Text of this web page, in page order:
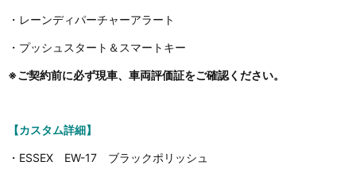
・レーンディパーチャーアラート
・プッシュスタート＆スマートキー
※ご契約前に必ず現車、車両評価証をご確認ください。
【カスタム詳細】
・ESSEX EW-17 ブラックポリッシュ